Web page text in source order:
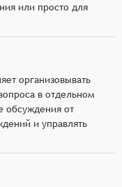
или просто для
организовывать
в отдельном
обсуждения от
и управлять